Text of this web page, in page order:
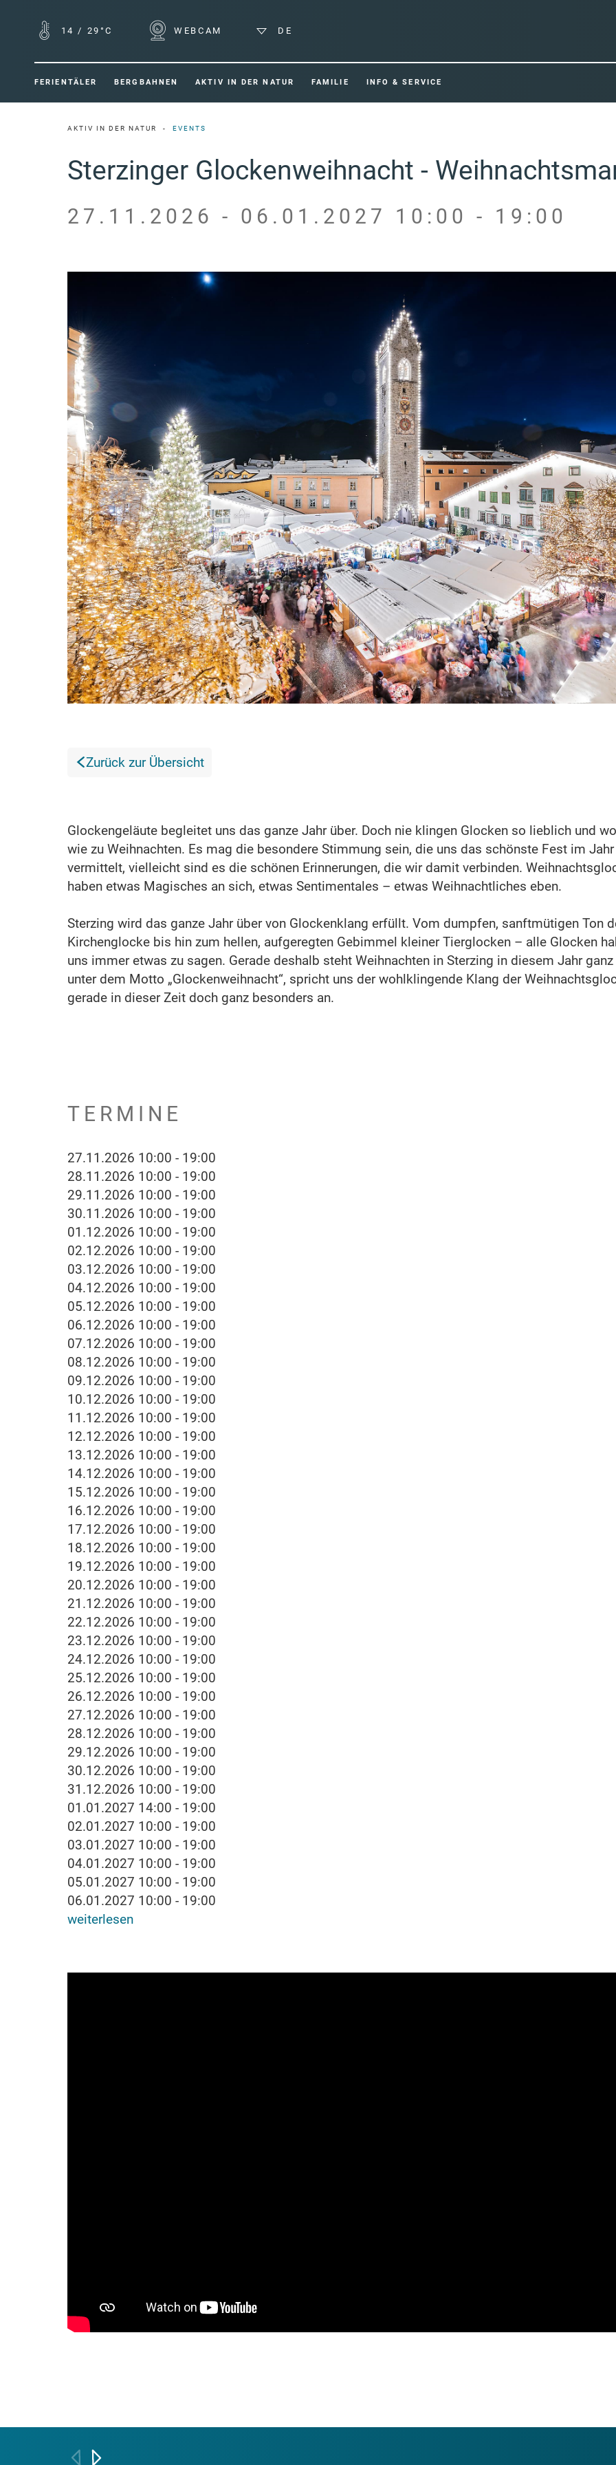
14 / 29°C WEBCAM DE
FERIENTÄLER BERGBAHNEN AKTIV IN DER NATUR FAMILIE INFO & SERVICE
AKTIV IN DER NATUR EVENTS
Sterzinger Glockenweihnacht -
27.11.2026 - 06.01.2027 10:00 - 19:00
Zurück zur Übersicht
Glockengeläute begleitet uns das ganze Jahr über. Doch nie klingen Glocken so lieblich und
wie zu Weihnachten. Es mag die besondere Stimmung sein, die uns das schönste Fest im Jahr
vermittelt, vielleicht sind es die schönen Erinnerungen, die wir damit verbinden.
haben etwas Magisches an sich, etwas Sentimentales – etwas Weihnachtliches eben.
Sterzing wird das ganze Jahr über von Glockenklang erfüllt. Vom dumpfen, sanftmütigen Ton
Kirchenglocke bis hin zum hellen, aufgeregten Gebimmel kleiner Tierglocken – alle Glocken
uns immer etwas zu sagen. Gerade deshalb steht Weihnachten in Sterzing in diesem Jahr ganz
unter dem Motto „Glockenweihnacht“, spricht uns der wohlklingende Klang der
gerade in dieser Zeit doch ganz besonders an.
TERMINE
27.11.2026 10:00 - 19:00
28.11.2026 10:00 - 19:00
29.11.2026 10:00 - 19:00
30.11.2026 10:00 - 19:00
01.12.2026 10:00 - 19:00
02.12.2026 10:00 - 19:00
03.12.2026 10:00 - 19:00
04.12.2026 10:00 - 19:00
05.12.2026 10:00 - 19:00
06.12.2026 10:00 - 19:00
07.12.2026 10:00 - 19:00
08.12.2026 10:00 - 19:00
09.12.2026 10:00 - 19:00
10.12.2026 10:00 - 19:00
11.12.2026 10:00 - 19:00
12.12.2026 10:00 - 19:00
13.12.2026 10:00 - 19:00
14.12.2026 10:00 - 19:00
15.12.2026 10:00 - 19:00
16.12.2026 10:00 - 19:00
17.12.2026 10:00 - 19:00
18.12.2026 10:00 - 19:00
19.12.2026 10:00 - 19:00
20.12.2026 10:00 - 19:00
21.12.2026 10:00 - 19:00
22.12.2026 10:00 - 19:00
23.12.2026 10:00 - 19:00
24.12.2026 10:00 - 19:00
25.12.2026 10:00 - 19:00
26.12.2026 10:00 - 19:00
27.12.2026 10:00 - 19:00
28.12.2026 10:00 - 19:00
29.12.2026 10:00 - 19:00
30.12.2026 10:00 - 19:00
31.12.2026 10:00 - 19:00
01.01.2027 14:00 - 19:00
02.01.2027 10:00 - 19:00
03.01.2027 10:00 - 19:00
04.01.2027 10:00 - 19:00
05.01.2027 10:00 - 19:00
06.01.2027 10:00 - 19:00
weiterlesen